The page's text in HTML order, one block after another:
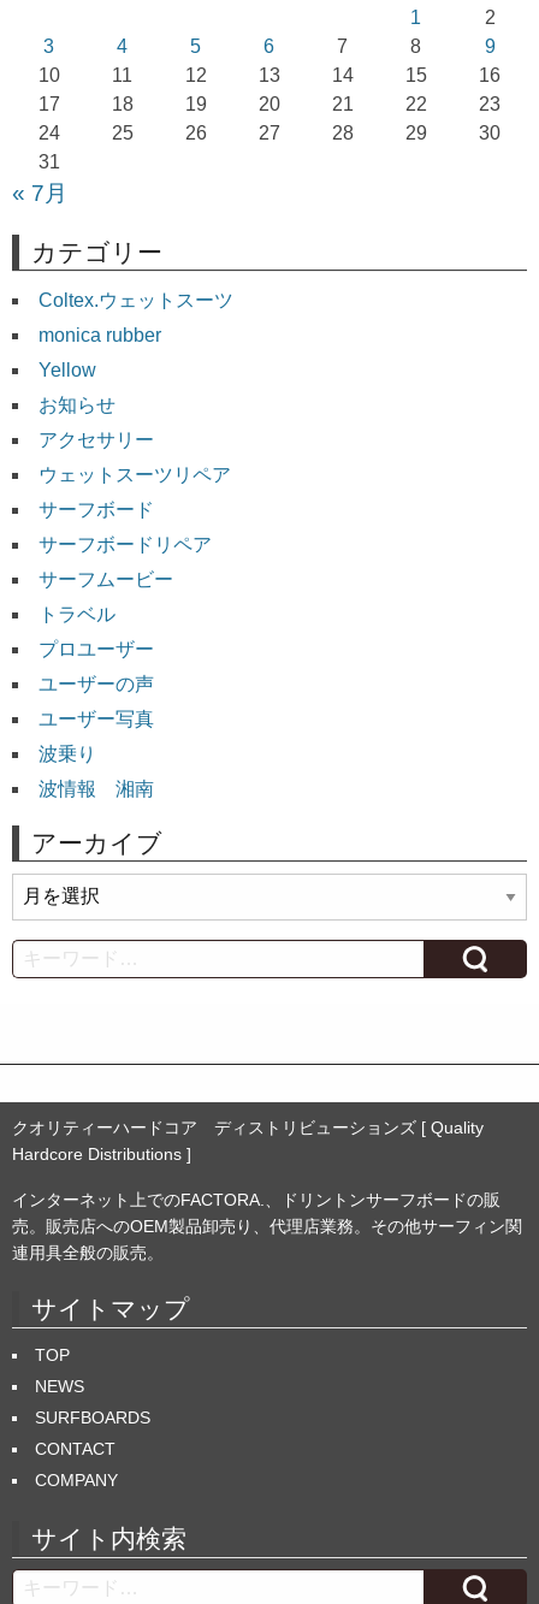
1
2
3
4 5 6 7 8
9
10
11 12 13 14 15
16
17
18 19 20 21 22
23
24
25 26 27 28 29
30
31
« 7月
カテゴリー
Coltex.ウェットスーツ
monica rubber
Yellow
お知らせ
アクセサリー
ウェットスーツリペア
サーフボード
サーフボードリペア
サーフムービー
トラベル
プロユーザー
ユーザーの声
ユーザー写真
波乗り
波情報 湘南
アーカイブ
ー
カ
イ
Search
クオリティーハードコア ディストリビューションズ [ Quality
Hardcore Distributions ]
インターネット上でのFACTORA.、ドリントンサーフボードの販
売。販売店へのOEM製品卸売り、代理店業務。その他サーフィン関
連用具全般の販売。
サイトマップ
TOP
NEWS
SURFBOARDS
CONTACT
COMPANY
サイト内検索
Search